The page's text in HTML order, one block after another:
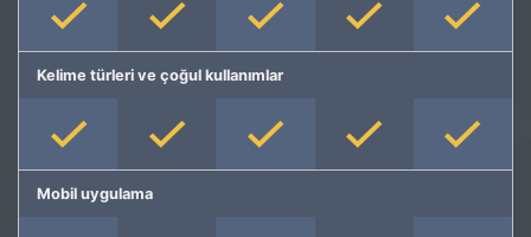
Kelime türleri ve çoğul kullanımlar
Mobil uygulama